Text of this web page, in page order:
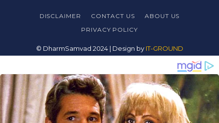
DISCLAIMER CONTACT US
ABOUT US
PRIVACY POLICY
© DharmSamvad 2024 | Design byIT-GROUND